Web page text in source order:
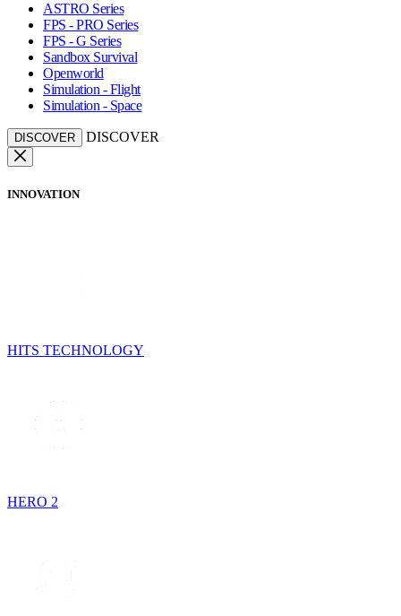
ASTRO Series
FPS - PRO Series
FPS - G Series
Sandbox Survival
Openworld
Simulation - Flight
Simulation - Space
DISCOVER DISCOVER
INNOVATION
HITS TECHNOLOGY
HERO 2